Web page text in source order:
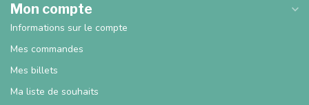
Mon compte
Informations sur le compte
Mes commandes
Mes billets
Ma liste de souhaits